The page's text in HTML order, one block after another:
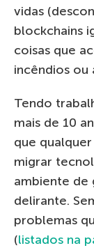
vidas
blockchains
coisas que
incêndios ou
Tendo
mais de 10
que
migrar
ambiente de
delirante.
problemas
(listados na